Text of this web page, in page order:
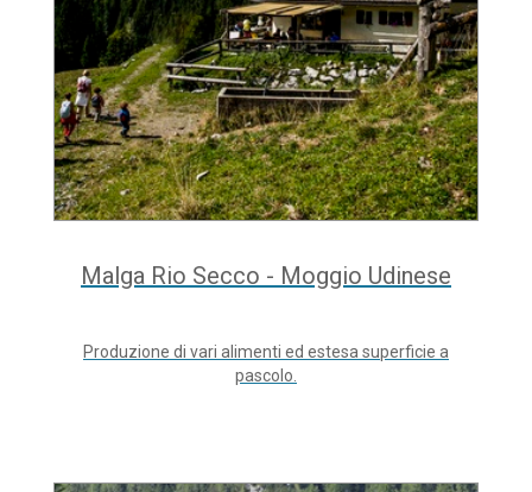
Malga Rio Secco - Moggio Udinese
Produzione di vari alimenti ed estesa superficie a
pascolo.